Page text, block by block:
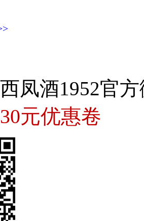
凤酒1952官
30元优惠卷